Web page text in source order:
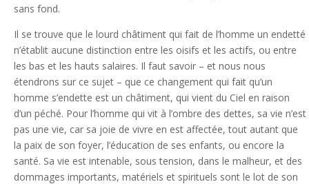
sans fond.
Il se trouve que le lourd châtiment qui fait de l’homme un endetté
n’établit aucune distinction entre les oisifs et les actifs, ou entre
les bas et les hauts salaires. Il faut savoir – et nous nous
étendrons sur ce sujet – que ce changement qui fait qu’un
homme s’endette est un châtiment, qui vient du Ciel en raison
d’un péché. Pour l’homme qui vit à l’ombre des dettes, sa vie n’est
pas une vie, car sa joie de vivre en est affectée, tout autant que
la paix de son foyer, l’éducation de ses enfants, ou encore la
santé. Sa vie est intenable, sous tension, dans le malheur, et des
dommages importants, matériels et spirituels sont le lot de son